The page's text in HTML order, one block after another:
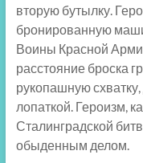
вторую бутылку.
бронированную
Воины Красной
расстояние броска
рукопашную
лопаткой. Героизм,
Сталинградской
обыденным делом.